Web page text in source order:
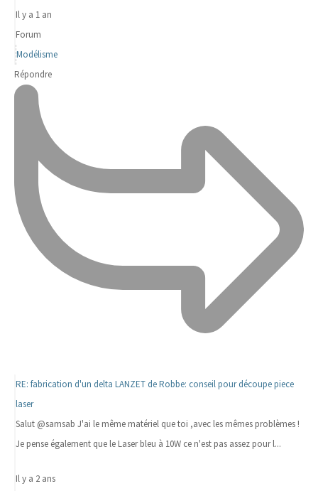
Il y a 1 an
Forum
Modélisme
Répondre
RE: fabrication d'un delta LANZET de Robbe: conseil pour découpe piece
laser
Salut @samsab J'ai le même matériel que toi ,avec les mêmes problèmes !
Je pense également que le Laser bleu à 10W ce n'est pas assez pour l...
Il y a 2 ans